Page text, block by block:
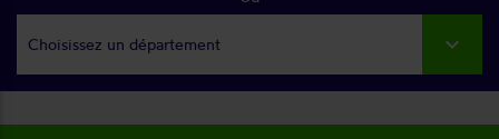
Choisissez un département